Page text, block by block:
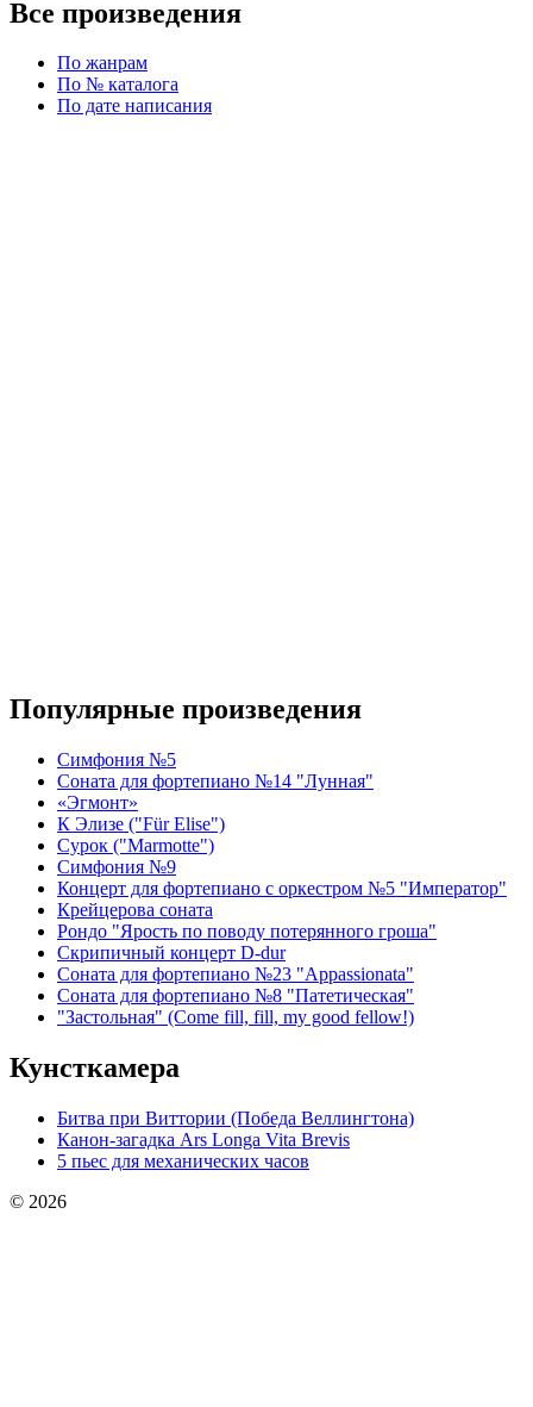
Все произведения
По жанрам
По № каталога
По дате написания
Популярные произведения
Симфония №5
Соната для фортепиано №14 "Лунная"
«Эгмонт»
К Элизе ("Für Elise")
Сурок ("Marmotte")
Симфония №9
Концерт для фортепиано с оркестром №5 "Император"
Крейцерова соната
Рондо "Ярость по поводу потерянного гроша"
Скрипичный концерт D-dur
Соната для фортепиано №23 "Appassionata"
Соната для фортепиано №8 "Патетическая"
"Застольная" (Come fill, fill, my good fellow!)
Кунсткамера
Битва при Виттории (Победа Веллингтона)
Канон-загадка Ars Longa Vita Brevis
5 пьес для механических часов
© 2026